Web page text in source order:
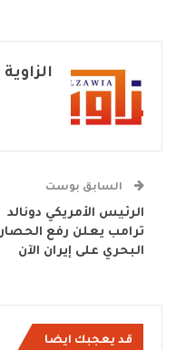
الزاوية
السابق بوست
الرئيس الأمريكي دونالد
ترامب يعلن رفع الحصار
البحري على إيران الآن
قد يعجبك ايضا